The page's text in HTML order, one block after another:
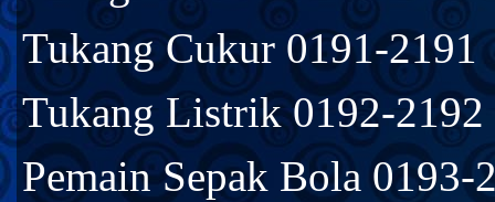
Tukang Cukur 0191-2191
Tukang Listrik 0192-2192
Pemain Sepak Bola 0193-